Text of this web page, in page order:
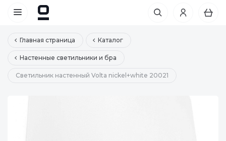
Главная страница Каталог
Настенные светильники и бра
Светильник настенный Volta nickel+white 20021